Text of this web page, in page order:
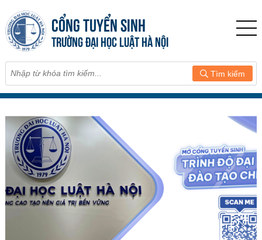
CỔNG TUYỂN SINH
TRƯỜNG ĐẠI HỌC LUẬT HÀ NỘI
Tìm kiếm